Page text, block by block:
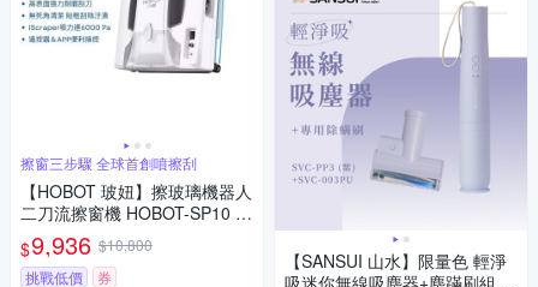
擦窗三步驟 全球首創噴擦刮
【HOBOT 玻妞】擦玻璃機器人
二刀流擦窗機 HOBOT-SP10 /
HOBOT SP 10
$9,936 $10,800
挑戰低價
券
【SANSUI 山水】限量色 輕淨